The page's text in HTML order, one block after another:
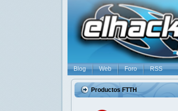
Blog Web Foro RSS
Productos FTTH